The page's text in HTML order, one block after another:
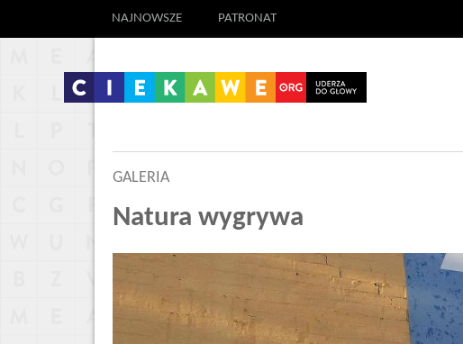
NAJNOWSZE PATRONAT
GALERIA
Natura wygrywa